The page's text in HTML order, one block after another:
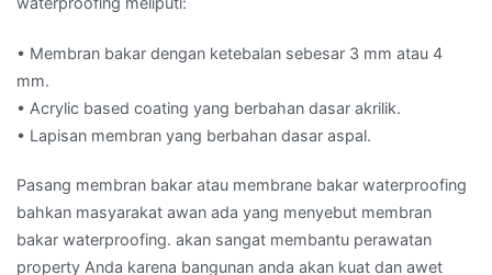
• Membran bakar dengan ketebalan sebesar 3 mm atau 4
mm.
• Acrylic based coating yang berbahan dasar akrilik.
• Lapisan membran yang berbahan dasar aspal.
Pasang membran bakar atau membrane bakar waterproofing
bahkan masyarakat awan ada yang menyebut membran
bakar waterproofing. akan sangat membantu perawatan
property Anda karena bangunan anda akan kuat dan awet